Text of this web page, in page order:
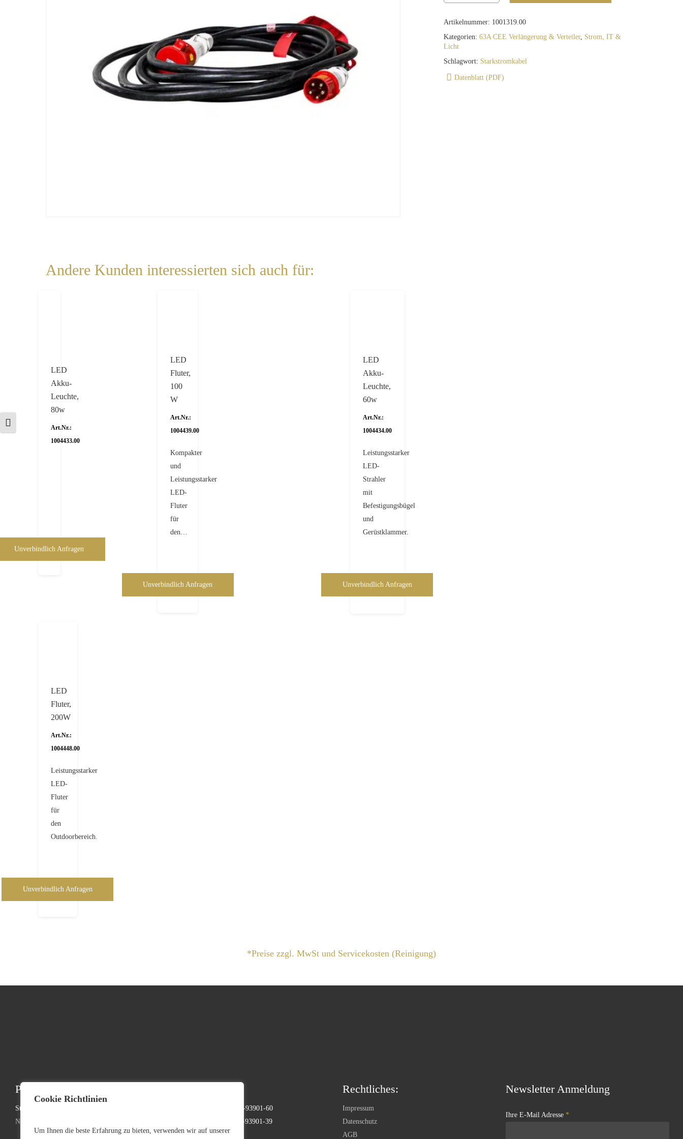
Cookie Richtlinien
Um Ihnen die beste Erfahrung zu bieten, verwenden wir auf unserer
Schrift vergrößern
Artikelnummer: 1001319.00
Kategorien:63A CEE Verlängerung & Verteiler, Strom, IT &
Licht
Schlagwort: Starkstromkabel
Datenblatt (PDF)
Andere Kunden interessierten sich auch für:
LED
Akku-
Leuchte,
80w
Art.Nr.:
1004433.00
Unverbindlich Anfragen
LED
Fluter,
100
W
Art.Nr.:
1004439.00
Kompakter
und
Leistungsstarker
LED-
Fluter
für
den…
Unverbindlich Anfragen
LED
Akku-
Leuchte,
60w
Art.Nr.:
1004434.00
Leistungsstarker
LED-
Strahler
mit
Befestigungsbügel
und
Gerüstklammer.
Unverbindlich Anfragen
LED
Fluter,
200W
Art.Nr.:
1004448.00
Leistungsstarker
LED-
Fluter
für
den
Outdoorbereich.
Unverbindlich Anfragen
*Preise zzgl. MwSt und Servicekosten (Reinigung)
Professionelle Event-Infrastruktur
Standorte:
Nürnberg | München | Köln | Hannover
Telefon: +49 (0) 9180-93901-60
Telefax: +49 (0) 9180-93901-39
Rechtliches:
Impressum
Datenschutz
AGB
Newsletter Anmeldung
Ihre E-Mail Adresse *